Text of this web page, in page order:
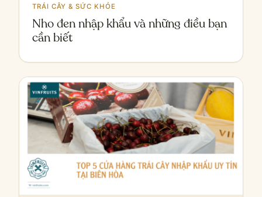
TRÁI CÂY & SỨC KHỎE
Nho đen nhập khẩu và những điều bạn
cần biết